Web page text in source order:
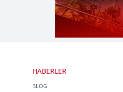
HABERLER
BLOG